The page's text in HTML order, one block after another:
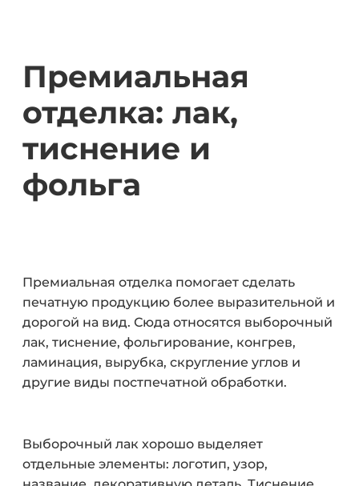
Премиальная
отделка: лак,
тиснение и
фольга
Премиальная отделка помогает сделать
печатную продукцию более выразительной и
дорогой на вид. Сюда относятся выборочный
лак, тиснение, фольгирование, конгрев,
ламинация, вырубка, скругление углов и
другие виды постпечатной обработки.
Выборочный лак хорошо выделяет
отдельные элементы: логотип, узор,